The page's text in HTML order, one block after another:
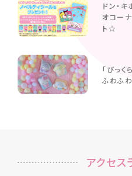
ドン・
オコー
ト☆
「びっ
ふわふ
アクセス